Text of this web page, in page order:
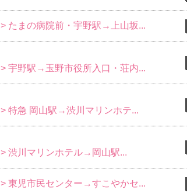
> たまの病院前・宇野駅→上山坂...
> 宇野駅→玉野市役所入口・荘内...
> 特急 岡山駅→渋川マリンホテ...
> 渋川マリンホテル→岡山駅...
> 東児市民センター→すこやかセ...